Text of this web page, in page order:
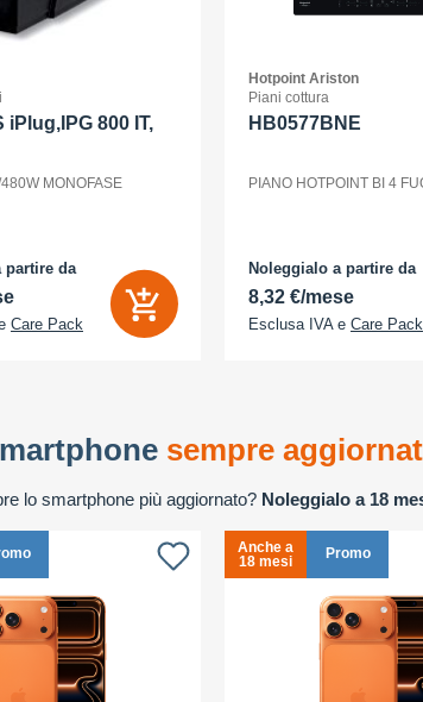
iPlug,IPG 800 IT,
MONOFASE
partire da
Care Pack
Hotpoint Ariston
Piani cottura
HB0577BNE
PIANO HOTPOINT BI 4
Noleggialo a partire da
8,32 €/mese
Esclusa IVA e Care Pack
sempre
lo smartphone più aggiornato? Noleggialo a 18
Anche a
18 mesi
Promo